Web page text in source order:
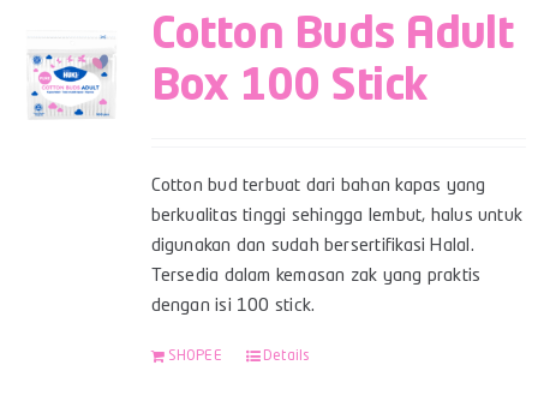
Cotton Buds Adult
Box 100 Stick
Cotton bud terbuat dari bahan kapas yang
berkualitas tinggi sehingga lembut, halus untuk
digunakan dan sudah bersertifikasi Halal.
Tersedia dalam kemasan zak yang praktis
dengan isi 100 stick.
SHOPEE Details